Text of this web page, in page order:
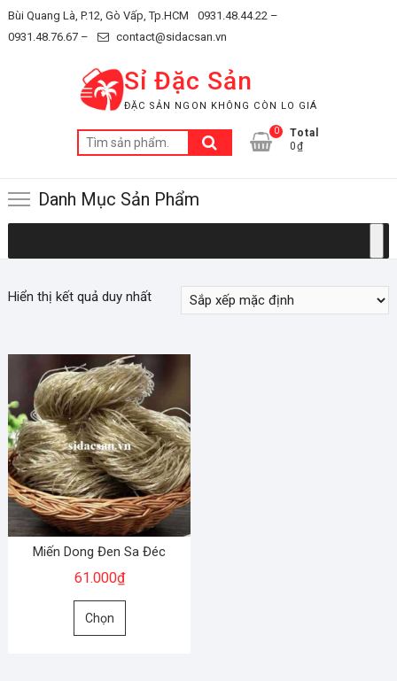
Skip
to
Bùi Quang Là, P.12, Gò Vấp, Tp.HCM
0931.48.44.22 –
0931.48.76.67 –
contact@sidacsan.vn
Sỉ Đặc Sản
ĐẶC SẢN NGON KHÔNG CÒN LO GIÁ
Tìm
kiếm:
0
Total
0₫
Danh Mục Sản Phẩm
Hiển thị kết quả duy nhất
Miến Dong Đen Sa Đéc
61.000₫
Chọn
Sản